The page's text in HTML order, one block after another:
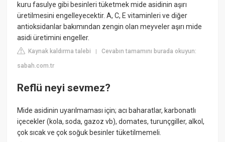
kuru fasulye gibi besinleri tüketmek mide asidinin aşırı
üretilmesini engelleyecektir. A, C, E vitaminleri ve diğer
antioksidanlar bakımından zengin olan meyveler aşırı mide
asidi üretimini engeller.
Kaynak kaldırma talebi |Cevabın tamamını burada okuyun:
sabah.com.tr
Reflü neyi sevmez?
Mide asidinin uyarılmaması için; acı baharatlar, karbonatlı
içecekler (kola, soda, gazoz vb), domates, turunçgiller, alkol,
çok sıcak ve çok soğuk besinler tüketilmemeli.